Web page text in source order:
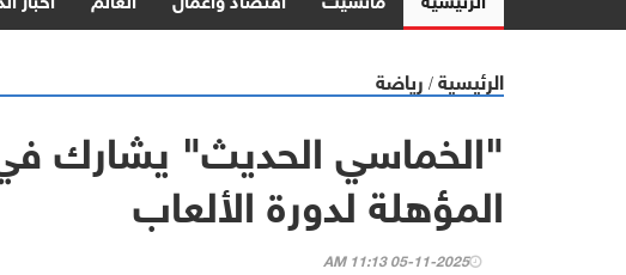
الرئيسية / رياضة
"الخماسي الحديث" يشارك في
المؤهلة لدورة الألعاب
05-11-2025 11:13 AM